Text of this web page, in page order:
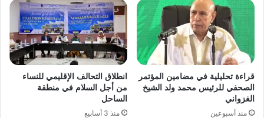
قراءة تحليلية في مضامين المؤتمر
الصحفي للرئيس محمد ولد الشيخ
الغزواني
منذ أسبوعين
انطلاق التحالف الإقليمي للنساء
من أجل السلام في منطقة
الساحل
منذ 3 أسابيع